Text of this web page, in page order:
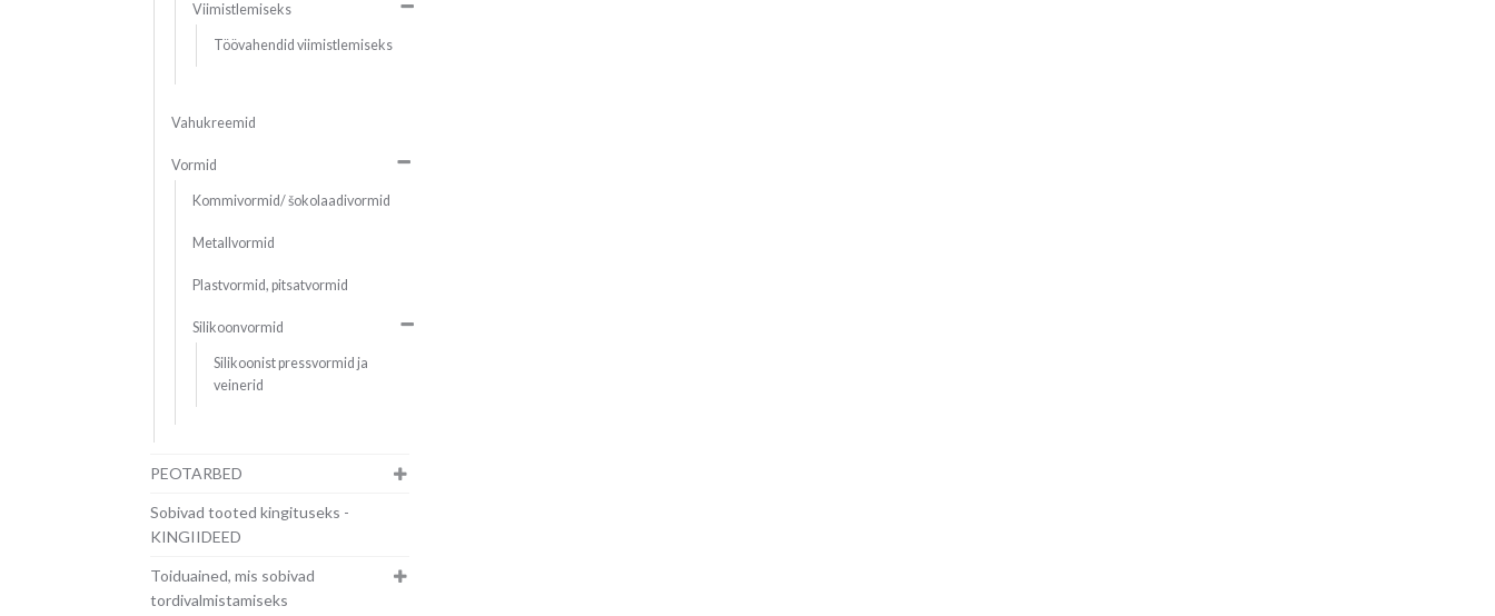
Viimistlemiseks
Töövahendid viimistlemiseks
Vahukreemid
Vormid
Kommivormid/ šokolaadivormid
Metallvormid
Plastvormid, pitsatvormid
Silikoonvormid
Silikoonist pressvormid ja
veinerid
PEOTARBED
Sobivad tooted kingituseks -
KINGIIDEED
Toiduained, mis sobivad
tordivalmistamiseks